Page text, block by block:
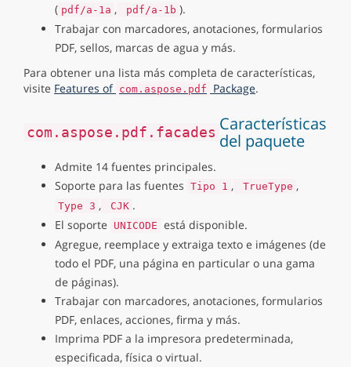
( pdf/a-1a , pdf/a-1b ).
Trabajar con marcadores, anotaciones, formularios
PDF, sellos, marcas de agua y más.
Para obtener una lista más completa de características,
visite Features of com.aspose.pdf Package.
com.aspose.pdf.facades Características
del paquete
Admite 14 fuentes principales.
Soporte para las fuentes Tipo 1 , TrueType ,
Type 3 , CJK .
El soporte
UNICODE está disponible.
Agregue, reemplace y extraiga texto e imágenes (de
todo el PDF, una página en particular o una gama
de páginas).
Trabajar con marcadores, anotaciones, formularios
PDF, enlaces, acciones, firma y más.
Imprima PDF a la impresora predeterminada,
especificada, física o virtual.